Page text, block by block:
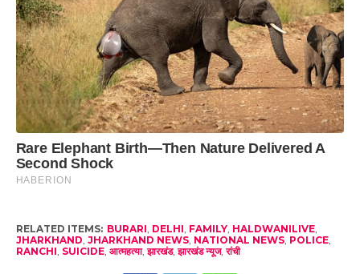
RELATED ITEMS: BURARI DELHI FAMILY, HALDWANILIVE,
JHARKHAND JHARKHAND NEWS, NATIONAL NEWS, POLICE,
RANCHI SUICIDE, आत्महत्या,झारखंड,झारखंड न्यूज,रांची